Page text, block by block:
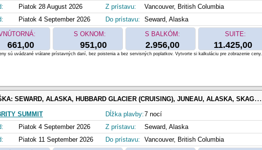
Piatok 28 August 2026
Piatok 4 September 2026
Z prístavu:
Vancouver, British Columbia
Do prístavu:
Seward, Alaska
661,00
S OKNOM:
951,00
S BALKÓM:
2.956,00
SUITE:
11.425,00
sú uvádzané vrátane prístavných daní, bez poistenia a bez servisných poplatkov. Vytvorte si kalkuláciu pre zobrazenie ceny.
SEWARD, ALASKA, HUBBARD GLACIER (CRUISING), JUNEAU, ALASKA, SKAGWAY, ALASKA, ICY STRAIT POINT, ALASKA, KETCHIKAN, ALASKA, INSIDE PASSAGE (CRUISING), VANCOUVER, BRITISH COLUMBIA
SUMMIT
Piatok 4 September 2026
Piatok 11 September 2026
Dĺžka plavby:7 nocí
Z prístavu:
Seward, Alaska
Do prístavu:
Vancouver, British Columbia